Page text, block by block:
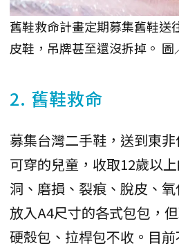
舊鞋救命計畫定期募集舊鞋送
皮鞋，吊牌甚至還沒拆掉。 圖
2. 舊鞋救命
募集台灣二手鞋，送到東
可穿的兒童，收取12歲以
洞、磨損、裂痕、脫皮、
放入A4尺寸的各式包包，
硬殼包、拉桿包不收。目